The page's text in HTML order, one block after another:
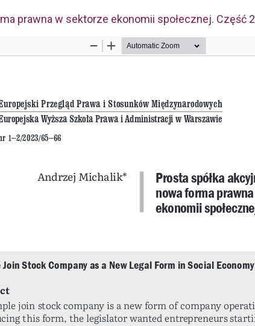
prawna w sektorze ekonomii społecznej. Część 2